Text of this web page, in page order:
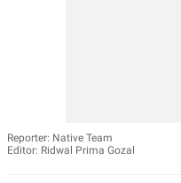
Reporter: Native Team
Editor: Ridwal Prima Gozal